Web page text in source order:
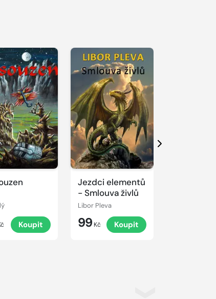
Koupit
Jezdci elementů
- Smlouva živlů
Libor Pleva
99 Kč Koupit
Další